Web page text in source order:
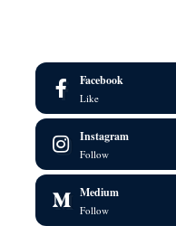
Facebook
Like
Instagram
Follow
Medium
Follow